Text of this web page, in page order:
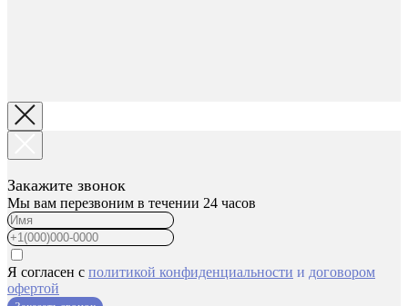
Закажите звонок
Мы вам перезвоним в течении 24 часов
Я согласен с политикой конфиденциальности и договором
офертой